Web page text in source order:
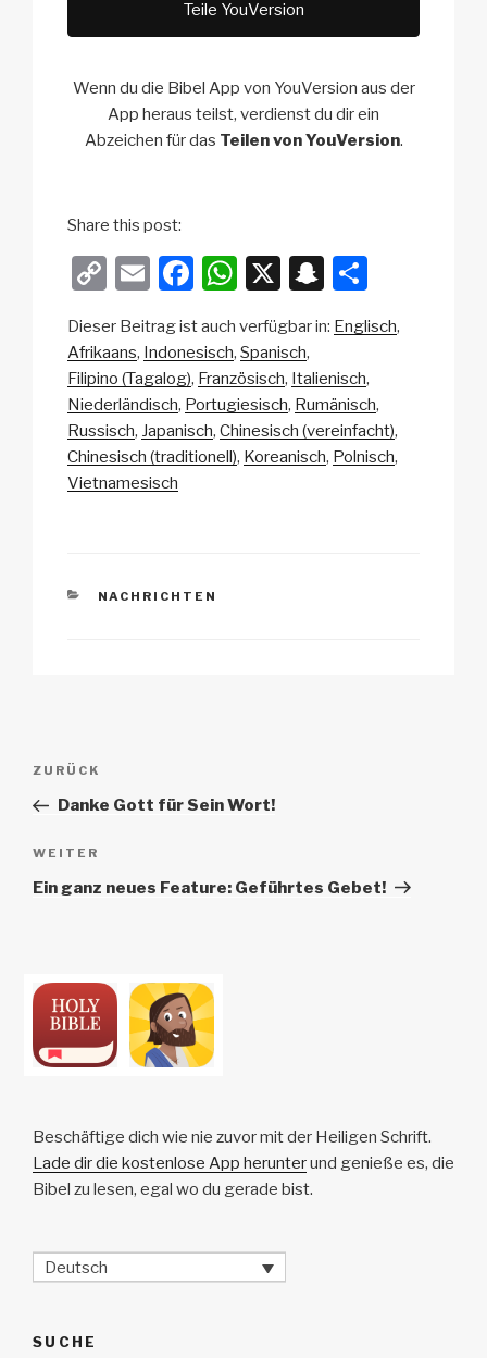
Teile YouVersion
Wenn du die Bibel App von YouVersion aus der
App heraus teilst, verdienst du dir ein
Abzeichen für das Teilen von YouVersion.
Share this post:
C
p
y
Li
n
k
E
ail
F
c
e
b
o
W
at
s
A
p
X
S
a
p
c
h
e
n
Dieser Beitrag ist auch verfügbar in: Englisch
Afrikaans Indonesisch Spanisch
Filipino (Tagalog) Französisch Italienisch
Niederländisch Portugiesisch Rumänisch
Russisch Japanisch Chinesisch (vereinfacht)
Chinesisch (traditionell) Koreanisch Polnisch
Vietnamesisch
KATEGORIEN
NACHRICHTEN
Beitrags-
Vorheriger
Beitrag
ZURÜCK
Danke Gott für Sein Wort!
Nächster
Beitrag
WEITER
Ein ganz neues Feature: Geführtes Gebet!
Beschäftige dich wie nie zuvor mit der Heiligen Schrift.
Lade dir die kostenlose App herunterund genieße es, die
Bibel zu lesen, egal wo du gerade bist.
Deutsch
SUCHE